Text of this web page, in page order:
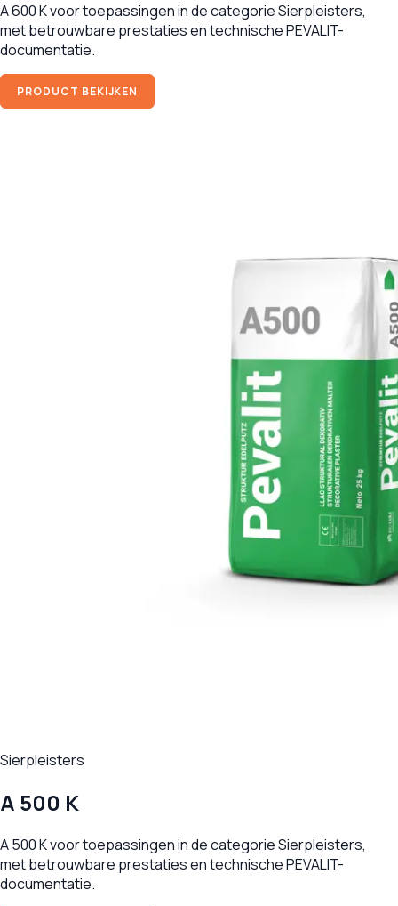
A 600 K voor toepassingen in de categorie Sierpleisters,
met betrouwbare prestaties en technische PEVALIT-
documentatie.
PRODUCT BEKIJKEN
Sierpleisters
A 500 K
A 500 K voor toepassingen in de categorie Sierpleisters,
met betrouwbare prestaties en technische PEVALIT-
documentatie.